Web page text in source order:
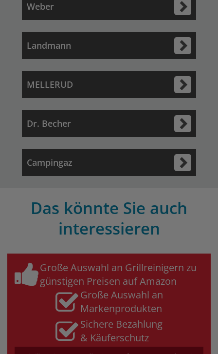
Weber
Landmann
MELLERUD
Dr. Becher
Campingaz
Das könnte Sie auch
interessieren
Große Auswahl an Grillreinigern zu
günstigen Preisen auf Amazon
Große Auswahl an
Markenprodukten
Sichere Bezahlung
& Käuferschutz